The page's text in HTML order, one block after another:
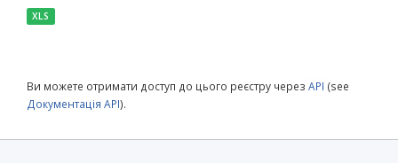
XLS
Ви можете отримати доступ до цього реєстру через API (see
Документація API).